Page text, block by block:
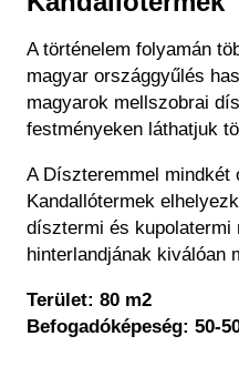
A történelem folyamán
magyar országgyűlés
magyarok mellszobrai
festményeken láthatjuk
A Díszteremmel mindkét
Kandallótermek
dísztermi és kupolatermi
hinterlandjának kiválóan
Terület: 80 m2
Befogadóképeség: 50-